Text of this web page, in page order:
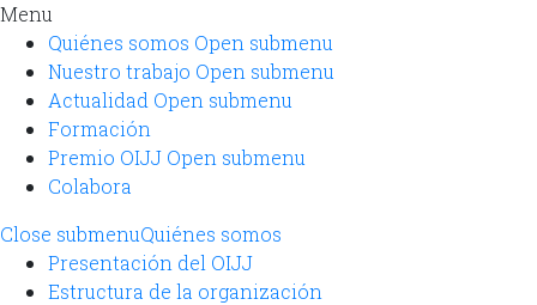
Menu
Quiénes somos Open submenu
Nuestro trabajo Open submenu
Actualidad Open submenu
Formación
Premio OIJJ Open submenu
Colabora
Close submenuQuiénes somos
Presentación del OIJJ
Estructura de la organización